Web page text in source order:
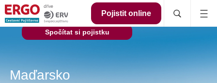
Pojistit online
Maďarsko
Spočítat si pojistku